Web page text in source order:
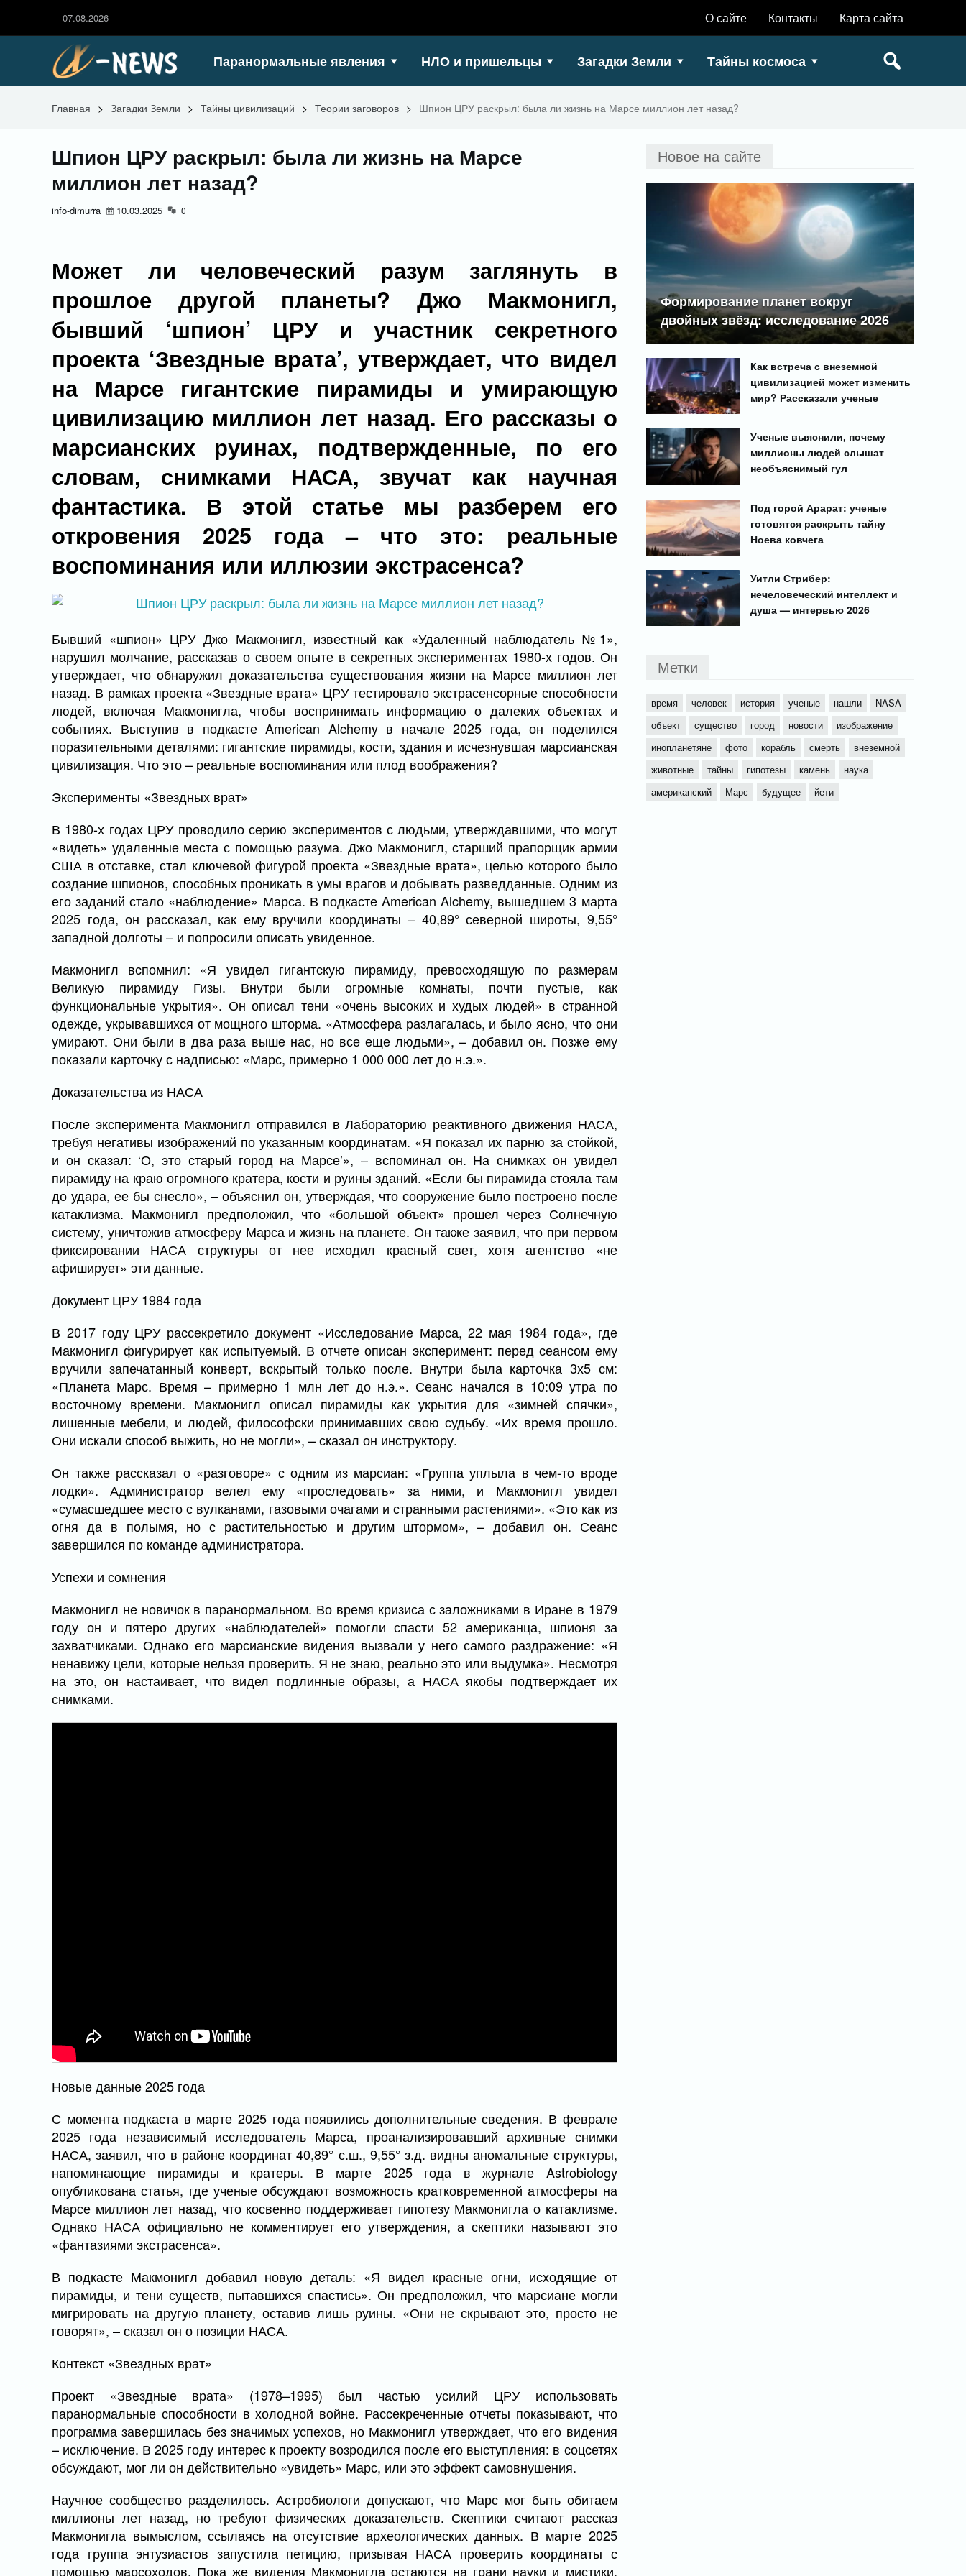
О сайте Контакты Карта сайта
07.08.2026
Паранормальные явления НЛО и пришельцы Загадки Земли Тайны космоса
Главная > Загадки Земли > Тайны цивилизаций > Теории заговоров > Шпион ЦРУ раскрыл: была ли жизнь на Марсе миллион лет назад?
Шпион ЦРУ раскрыл: была ли жизнь на Марсе
миллион лет назад?
info-dimurra 10.03.2025 0
Может ли человеческий разум заглянуть в
прошлое другой планеты? Джо Макмонигл,
бывший ‘шпион’ ЦРУ и участник секретного
проекта ‘Звездные врата’, утверждает, что видел
на Марсе гигантские пирамиды и умирающую
цивилизацию миллион лет назад. Его рассказы о
марсианских руинах, подтвержденные, по его
словам, снимками НАСА, звучат как научная
фантастика. В этой статье мы разберем его
откровения 2025 года – что это: реальные
воспоминания или иллюзии экстрасенса?
Бывший «шпион» ЦРУ Джо Макмонигл, известный как «Удаленный наблюдатель №1»,
нарушил молчание, рассказав о своем опыте в секретных экспериментах 1980-х годов. Он
утверждает, что обнаружил доказательства существования жизни на Марсе миллион лет
назад. В рамках проекта «Звездные врата» ЦРУ тестировало экстрасенсорные способности
людей, включая Макмонигла, чтобы воспринимать информацию о далеких объектах и
событиях. Выступив в подкасте American Alchemy в начале 2025 года, он поделился
поразительными деталями: гигантские пирамиды, кости, здания и исчезнувшая марсианская
цивилизация. Что это – реальные воспоминания или плод воображения?
Эксперименты «Звездных врат»
В 1980-х годах ЦРУ проводило серию экспериментов с людьми, утверждавшими, что могут
«видеть» удаленные места с помощью разума. Джо Макмонигл, старший прапорщик армии
США в отставке, стал ключевой фигурой проекта «Звездные врата», целью которого было
создание шпионов, способных проникать в умы врагов и добывать разведданные. Одним из
его заданий стало «наблюдение» Марса. В подкасте American Alchemy, вышедшем 3 марта
2025 года, он рассказал, как ему вручили координаты – 40,89° северной широты, 9,55°
западной долготы – и попросили описать увиденное.
Макмонигл вспомнил: «Я увидел гигантскую пирамиду, превосходящую по размерам
Великую пирамиду Гизы. Внутри были огромные комнаты, почти пустые, как
функциональные укрытия». Он описал тени «очень высоких и худых людей» в странной
одежде, укрывавшихся от мощного шторма. «Атмосфера разлагалась, и было ясно, что они
умирают. Они были в два раза выше нас, но все еще людьми», – добавил он. Позже ему
показали карточку с надписью: «Марс, примерно 1 000 000 лет до н.э.».
Доказательства из НАСА
После эксперимента Макмонигл отправился в Лабораторию реактивного движения НАСА,
требуя негативы изображений по указанным координатам. «Я показал их парню за стойкой,
и он сказал: ‘О, это старый город на Марсе’», – вспоминал он. На снимках он увидел
пирамиду на краю огромного кратера, кости и руины зданий. «Если бы пирамида стояла там
до удара, ее бы снесло», – объяснил он, утверждая, что сооружение было построено после
катаклизма. Макмонигл предположил, что «большой объект» прошел через Солнечную
систему, уничтожив атмосферу Марса и жизнь на планете. Он также заявил, что при первом
фиксировании НАСА структуры от нее исходил красный свет, хотя агентство «не
афиширует» эти данные.
Документ ЦРУ 1984 года
В 2017 году ЦРУ рассекретило документ «Исследование Марса, 22 мая 1984 года», где
Макмонигл фигурирует как испытуемый. В отчете описан эксперимент: перед сеансом ему
вручили запечатанный конверт, вскрытый только после. Внутри была карточка 3х5 см:
«Планета Марс. Время – примерно 1 млн лет до н.э.». Сеанс начался в 10:09 утра по
восточному времени. Макмонигл описал пирамиды как укрытия для «зимней спячки»,
лишенные мебели, и людей, философски принимавших свою судьбу. «Их время прошло.
Они искали способ выжить, но не могли», – сказал он инструктору.
Он также рассказал о «разговоре» с одним из марсиан: «Группа уплыла в чем-то вроде
лодки». Администратор велел ему «проследовать» за ними, и Макмонигл увидел
«сумасшедшее место с вулканами, газовыми очагами и странными растениями». «Это как из
огня да в полымя, но с растительностью и другим штормом», – добавил он. Сеанс
завершился по команде администратора.
Успехи и сомнения
Макмонигл не новичок в паранормальном. Во время кризиса с заложниками в Иране в 1979
году он и пятеро других «наблюдателей» помогли спасти 52 американца, шпионя за
захватчиками. Однако его марсианские видения вызвали у него самого раздражение: «Я
ненавижу цели, которые нельзя проверить. Я не знаю, реально это или выдумка». Несмотря
на это, он настаивает, что видел подлинные образы, а НАСА якобы подтверждает их
снимками.
Новые данные 2025 года
С момента подкаста в марте 2025 года появились дополнительные сведения. В феврале
2025 года независимый исследователь Марса, проанализировавший архивные снимки
НАСА, заявил, что в районе координат 40,89° с.ш., 9,55° з.д. видны аномальные структуры,
напоминающие пирамиды и кратеры. В марте 2025 года в журнале Astrobiology
опубликована статья, где ученые обсуждают возможность кратковременной атмосферы на
Марсе миллион лет назад, что косвенно поддерживает гипотезу Макмонигла о катаклизме.
Однако НАСА официально не комментирует его утверждения, а скептики называют это
«фантазиями экстрасенса».
В подкасте Макмонигл добавил новую деталь: «Я видел красные огни, исходящие от
пирамиды, и тени существ, пытавшихся спастись». Он предположил, что марсиане могли
мигрировать на другую планету, оставив лишь руины. «Они не скрывают это, просто не
говорят», – сказал он о позиции НАСА.
Контекст «Звездных врат»
Проект «Звездные врата» (1978–1995) был частью усилий ЦРУ использовать
паранормальные способности в холодной войне. Рассекреченные отчеты показывают, что
программа завершилась без значимых успехов, но Макмонигл утверждает, что его видения
– исключение. В 2025 году интерес к проекту возродился после его выступления: в соцсетях
обсуждают, мог ли он действительно «увидеть» Марс, или это эффект самовнушения.
Научное сообщество разделилось. Астробиологи допускают, что Марс мог быть обитаем
миллионы лет назад, но требуют физических доказательств. Скептики считают рассказ
Макмонигла вымыслом, ссылаясь на отсутствие археологических данных. В марте 2025
года группа энтузиастов запустила петицию, призывая НАСА проверить координаты с
помощью марсоходов. Пока же видения Макмонигла остаются на грани науки и мистики,
Новое на сайте
Формирование планет вокруг
двойных звёзд: исследование 2026
Как встреча с внеземной
цивилизацией может изменить
мир? Рассказали ученые
Ученые выяснили, почему
миллионы людей слышат
необъяснимый гул
Под горой Арарат: ученые
готовятся раскрыть тайну
Ноева ковчега
Уитли Стрибер:
нечеловеческий интеллект и
душа — интервью 2026
Метки
время человек история ученые нашли
NASA
объект
существо город новости
изображение
инопланетяне
фото корабль смерть
внеземной
животные
тайны гипотезы камень
наука
американский
Марс будущее йети